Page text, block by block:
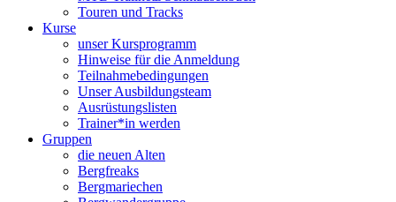
Touren und Tracks
Kurse
unser Kursprogramm
Hinweise für die Anmeldung
Teilnahmebedingungen
Unser Ausbildungsteam
Ausrüstungslisten
Trainer*in werden
Gruppen
die neuen Alten
Bergfreaks
Bergmariechen